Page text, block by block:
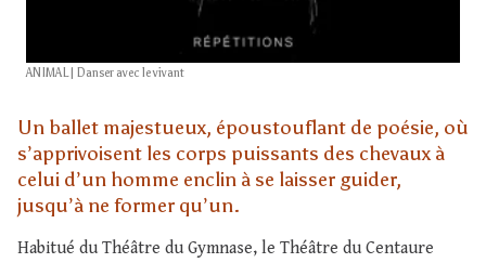
ANIMAL | Danser avec le vivant
Un ballet majestueux, époustouflant de poésie, où
s’apprivoisent les corps puissants des chevaux à
celui d’un homme enclin à se laisser guider,
jusqu’à ne former qu’un.
Habitué du Théâtre du Gymnase, le Théâtre du Centaure